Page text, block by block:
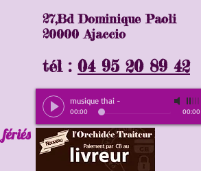
27,Bd Dominique Paoli
20000 Ajaccio
tél : 04 95 20 89 42
musique thai -
00:00 00:00